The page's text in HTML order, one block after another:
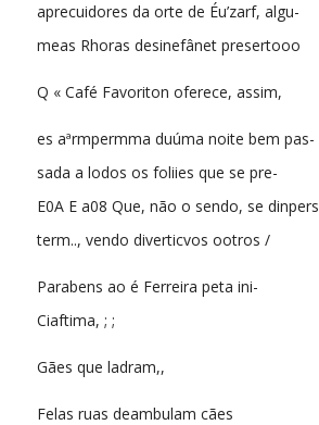
aprecuidores da orte de Éu’zarf, algu-
meas Rhoras desinefânet presertooo
Q « Café Favoriton oferece, assim,
es aªrmpermma duúma noite bem pas-
sada a lodos os foliies que se pre-
E0A E a08 Que, não o sendo, se dinpers
term.., vendo diverticvos ootros /
Parabens ao é Ferreira peta ini-
Ciaftima, ; ;
Gães que ladram,,
Felas ruas deambulam cães